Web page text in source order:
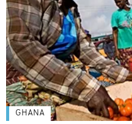
GHANA